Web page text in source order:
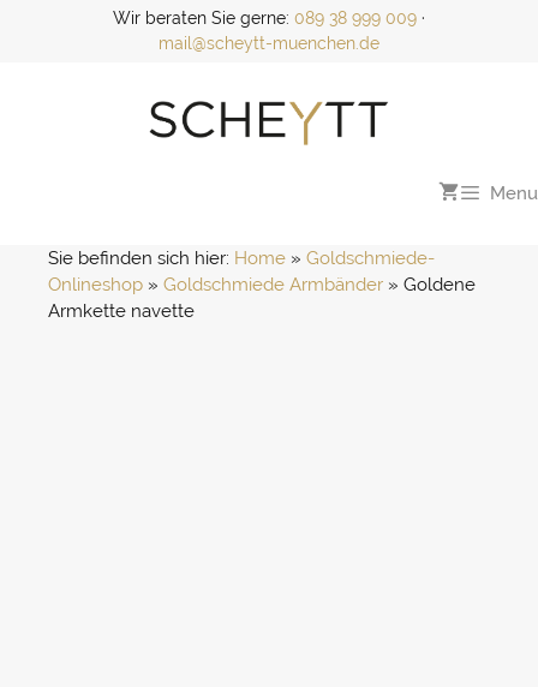
Wir beraten Sie gerne: 089 38 999 009 ·
mail@scheytt-muenchen.de
Menu
Sie befinden sich hier: Home » Goldschmiede-
Onlineshop » Goldschmiede Armbänder » Goldene
Armkette navette